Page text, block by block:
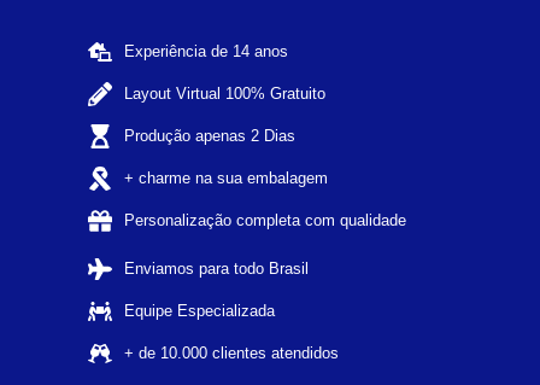
Experiência de 14 anos
Layout Virtual 100% Gratuito
Produção apenas 2 Dias
+ charme na sua embalagem
Personalização completa com qualidade
Enviamos para todo Brasil
Equipe Especializada
+ de 10.000 clientes atendidos